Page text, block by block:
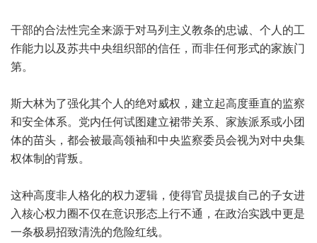
干部的合法性完全来源于对马列主义教条的忠诚、个人的工
作能力以及苏共中央组织部的信任，而非任何形式的家族门
第。
斯大林为了强化其个人的绝对威权，建立起高度垂直的监察
和安全体系。党内任何试图建立裙带关系、家族派系或小团
体的苗头，都会被最高领袖和中央监察委员会视为对中央集
权体制的背叛。
这种高度非人格化的权力逻辑，使得官员提拔自己的子女进
入核心权力圈不仅在意识形态上行不通，在政治实践中更是
一条极易招致清洗的危险红线。